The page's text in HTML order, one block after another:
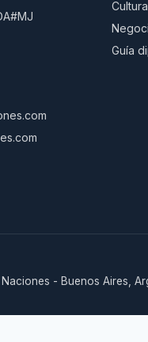
Cultura
Guía
- Buenos Aires,